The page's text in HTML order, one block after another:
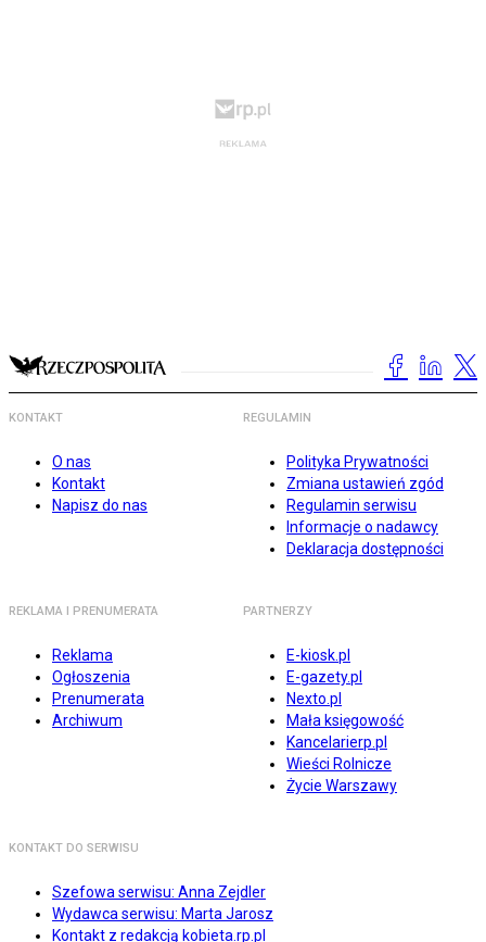
KONTAKT
O nas
Kontakt
Napisz do nas
REGULAMIN
Polityka Prywatności
Zmiana ustawień zgód
Regulamin serwisu
Informacje o nadawcy
Deklaracja dostępności
REKLAMA I PRENUMERATA
Reklama
Ogłoszenia
Prenumerata
Archiwum
PARTNERZY
E-kiosk.pl
E-gazety.pl
Nexto.pl
Mała księgowość
Kancelarierp.pl
Wieści Rolnicze
Życie Warszawy
KONTAKT DO SERWISU
Szefowa serwisu: Anna Zejdler
Wydawca serwisu: Marta Jarosz
Kontakt z redakcją kobieta.rp.pl